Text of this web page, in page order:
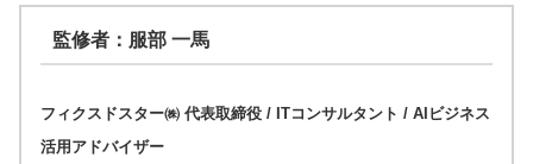
監修者：服部 一馬
フィクスドスター㈱ 代表取締役 / ITコンサルタント / AIビジネス
活用アドバイザー